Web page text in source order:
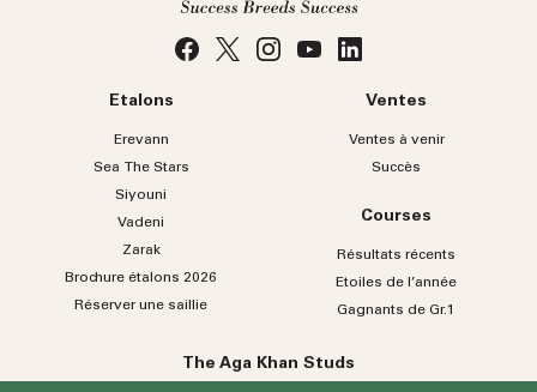
Etalons
Erevann
Sea TheStars
Siyouni
Vadeni
Zarak
Brochure étalons 2026
Réserver une saillie
Ventes
Ventes à venir
Succès
Courses
Résultats récents
Etoiles de l’année
Gagnants de Gr.1
The Aga Khan Studs